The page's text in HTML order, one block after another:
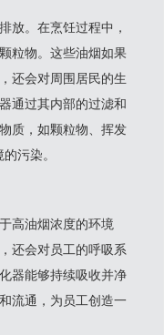
放。在烹饪过程中，
粒物。这些油烟如果
还会对周围居民的生
通过其内部的过滤和
质，如颗粒物、挥发
污染。
高油烟浓度的环境
还会对员工的呼吸系
器能够持续吸收并净
流通，为员工创造一